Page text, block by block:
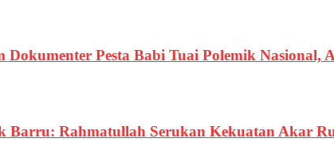
Dokumenter Pesta Babi Tuai Polemik
Barru: Rahmatullah Serukan Kekuatan Akar